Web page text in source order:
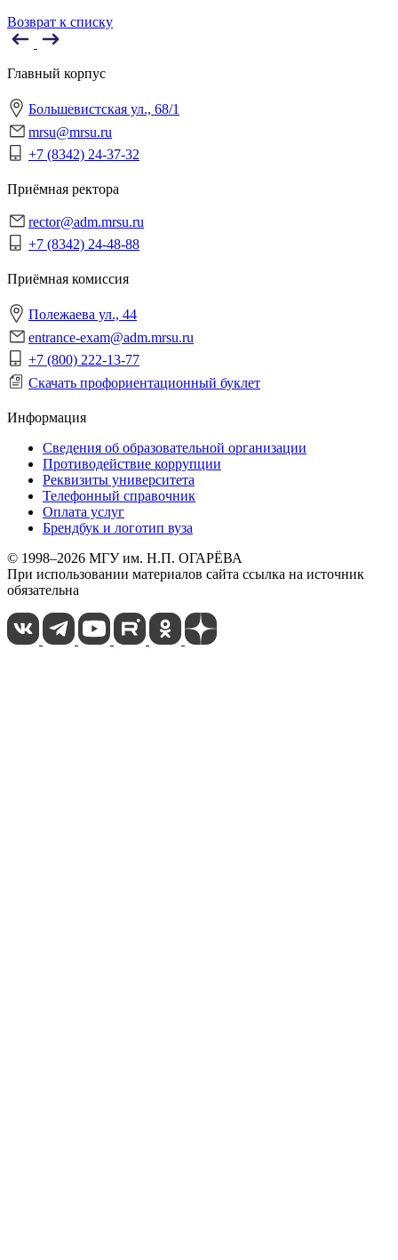
Возврат к списку
Главный корпус
Большевистская ул., 68/1
mrsu@mrsu.ru
+7 (8342) 24-37-32
Приёмная ректора
rector@adm.mrsu.ru
+7 (8342) 24-48-88
Приёмная комиссия
Полежаева ул., 44
entrance-exam@adm.mrsu.ru
+7 (800) 222-13-77
Скачать профориентационный буклет
Информация
Сведения об образовательной организации
Противодействие коррупции
Реквизиты университета
Телефонный справочник
Оплата услуг
Брендбук и логотип вуза
© 1998–2026 МГУ им. Н.П. ОГАРЁВА
При использовании материалов сайта ссылка на источник
обязательна